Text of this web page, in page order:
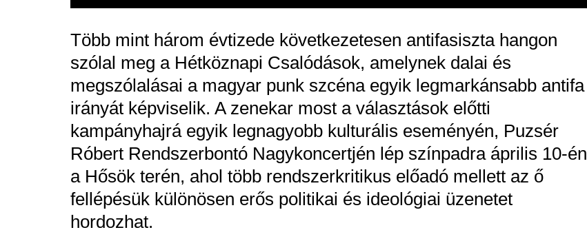
Több mint három évtizede következetesen antifasiszta hangon
szólal meg a Hétköznapi Csalódások, amelynek dalai és
megszólalásai a magyar punk szcéna egyik legmarkánsabb antifa
irányát képviselik. A zenekar most a választások előtti
kampányhajrá egyik legnagyobb kulturális eseményén, Puzsér
Róbert Rendszerbontó Nagykoncertjén lép színpadra április 10-én
a Hősök terén, ahol több rendszerkritikus előadó mellett az ő
fellépésük különösen erős politikai és ideológiai üzenetet
hordozhat.